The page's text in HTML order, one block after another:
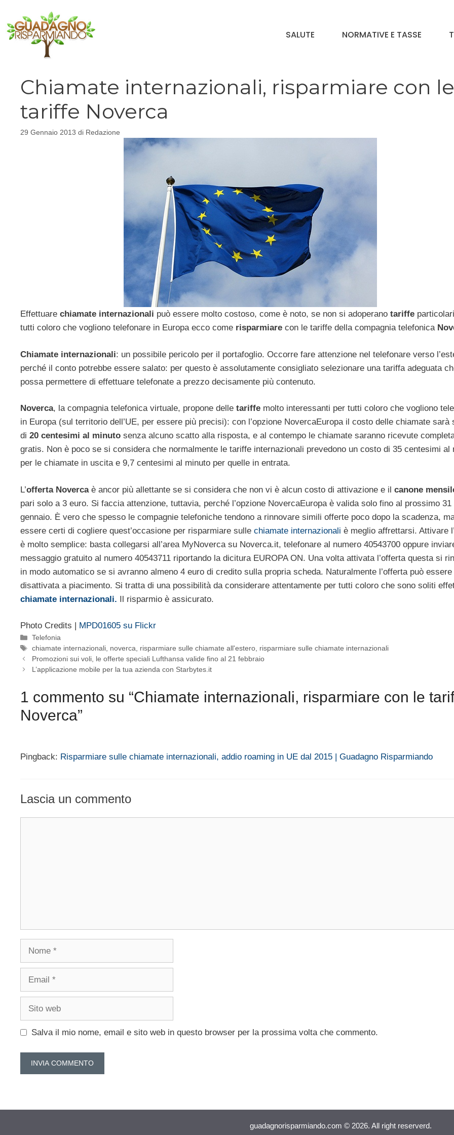
contenuto
SALUTE NORMATIVE E TASSE
Chiamate internazionali, risparmiare con le
tariffe Noverca
29 Gennaio 2013 di Redazione
Effettuare chiamate internazionali può essere molto costoso, come è noto, se non si adoperano tariffe
tutti coloro che vogliono telefonare in Europa ecco come risparmiare con le tariffe della compagnia telefonica
Chiamate internazionali: un possibile pericolo per il portafoglio. Occorre fare attenzione nel telefonare verso
perché il conto potrebbe essere salato: per questo è assolutamente consigliato selezionare una tariffa adeguata
possa permettere di effettuare telefonate a prezzo decisamente più contenuto.
Noverca, la compagnia telefonica virtuale, propone delle tariffe molto interessanti per tutti coloro che vogliono
in Europa (sul territorio dell’UE, per essere più precisi): con l’opzione NovercaEuropa il costo delle chiamate sarà
di 20 centesimi al minuto senza alcuno scatto alla risposta, e al contempo le chiamate saranno ricevute
gratis. Non è poco se si considera che normalmente le tariffe internazionali prevedono un costo di 35 centesimi al
per le chiamate in uscita e 9,7 centesimi al minuto per quelle in entrata.
L’offerta Novercaè ancor più allettante se si considera che non vi è alcun costo di attivazione e il canone
pari solo a 3 euro. Si faccia attenzione, tuttavia, perché l’opzione NovercaEuropa è valida solo fino al prossimo 31
gennaio. È vero che spesso le compagnie telefoniche tendono a rinnovare simili offerte poco dopo la scadenza,
essere certi di cogliere quest’occasione per risparmiare sulle chiamate internazionali è meglio affrettarsi. Attivare
è molto semplice: basta collegarsi all’area MyNoverca su Noverca.it, telefonare al numero 40543700 oppure
messaggio gratuito al numero 40543711 riportando la dicitura EUROPA ON. Una volta attivata l’offerta questa si
in modo automatico se si avranno almeno 4 euro di credito sulla propria scheda. Naturalmente l’offerta può essere
disattivata a piacimento. Si tratta di una possibilità da considerare attentamente per tutti coloro che sono soliti
chiamate internazionali. Il risparmio è assicurato.
Photo Credits | MPD01605 su Flickr
Categorie
Telefonia
Tag
chiamate internazionali, noverca, risparmiare sulle chiamate all'estero, risparmiare sulle chiamate internazionali
Promozioni sui voli, le offerte speciali Lufthansa valide fino al 21 febbraio
L’applicazione mobile per la tua azienda con Starbytes.it
1 commento su “Chiamate internazionali, risparmiare con le
Noverca”
Pingback: Risparmiare sulle chiamate internazionali, addio roaming in UE dal 2015 | Guadagno Risparmiando
Lascia un commento
Nome
Email
Sito
Salva il mio nome, email e sito web in questo browser per la prossima volta che commento.
guadagnorisparmiando.com © 2026. All right reserverd.